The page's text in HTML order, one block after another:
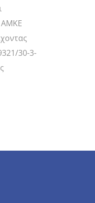
ΑΜΚΕ
30-3-